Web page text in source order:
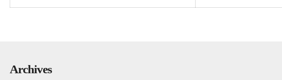
Archives